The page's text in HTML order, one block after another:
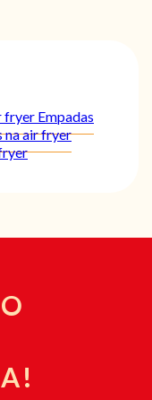
fryer Empadas
na air fryer